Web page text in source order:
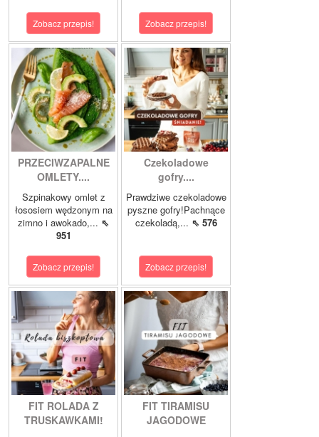
Zobacz przepis! Zobacz przepis!
PRZECIWZAPALNE
OMLETY....
Szpinakowy omlet z
łososiem wędzonym na
zimno i awokado,... ⇖
951
Zobacz przepis!
Czekoladowe
gofry....
Prawdziwe czekoladowe
pyszne gofry!Pachnące
czekoladą,... ⇖ 576
Zobacz przepis!
FIT ROLADA Z
TRUSKAWKAMI!
FIT TIRAMISU
JAGODOWE